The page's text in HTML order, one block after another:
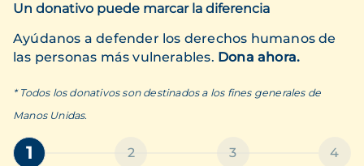
Un donativo puede marcar la diferencia
Ayúdanos a defender los derechos humanos de
las personas más vulnerables. Dona ahora.
* Todos los donativos son destinados a los fines generales de
Manos Unidas.
1 2 3 4